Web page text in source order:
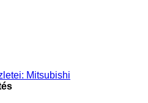
Mitsubishi